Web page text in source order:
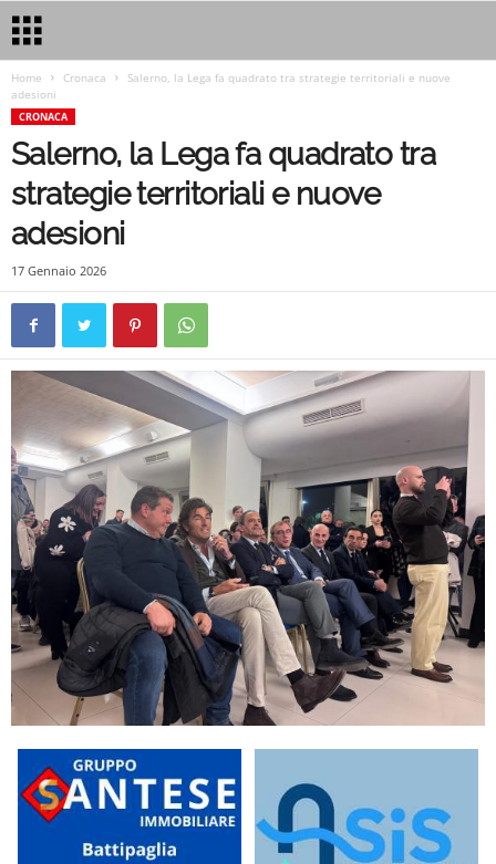
Home Cronaca
Salerno, la Lega fa quadrato tra strategie territoriali e nuove
adesioni
CRONACA
Salerno, la Lega fa quadrato tra
strategie territoriali e nuove
adesioni
17 Gennaio 2026